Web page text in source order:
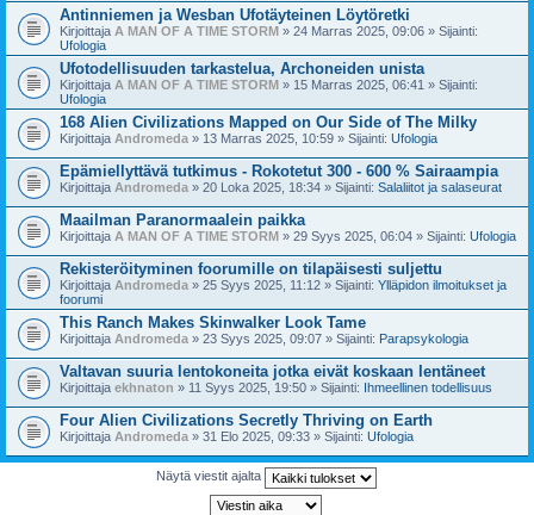
Antinniemen ja Wesban Ufotäyteinen Löytöretki
Kirjoittaja A MAN OF A TIME STORM » 24 Marras 2025, 09:06 » Sijainti:
Ufologia
Ufotodellisuuden tarkastelua, Archoneiden unista
Kirjoittaja A MAN OF A TIME STORM » 15 Marras 2025, 06:41 » Sijainti:
Ufologia
168 Alien Civilizations Mapped on Our Side of The Milky
Kirjoittaja Andromeda » 13 Marras 2025, 10:59 » Sijainti: Ufologia
Epämiellyttävä tutkimus - Rokotetut 300 - 600 % Sairaampia
Kirjoittaja Andromeda » 20 Loka 2025, 18:34 » Sijainti: Salaliitot ja salaseurat
Maailman Paranormaalein paikka
Kirjoittaja A MAN OF A TIME STORM » 29 Syys 2025, 06:04 » Sijainti: Ufologia
Rekisteröityminen foorumille on tilapäisesti suljettu
Kirjoittaja Andromeda » 25 Syys 2025, 11:12 » Sijainti: Ylläpidon ilmoitukset ja
foorumi
This Ranch Makes Skinwalker Look Tame
Kirjoittaja Andromeda » 23 Syys 2025, 09:07 » Sijainti: Parapsykologia
Valtavan suuria lentokoneita jotka eivät koskaan lentäneet
Kirjoittaja ekhnaton » 11 Syys 2025, 19:50 » Sijainti: Ihmeellinen todellisuus
Four Alien Civilizations Secretly Thriving on Earth
Kirjoittaja Andromeda » 31 Elo 2025, 09:33 » Sijainti: Ufologia
Näytä viestit ajalta